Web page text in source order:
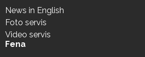
News in English
Foto servis
Video servis
Fena